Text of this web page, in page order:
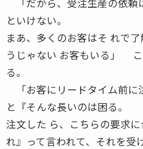
といけない。
まあ、多くのお客はそ れで
うじゃない お客もいる」
る。
「お客にリードタイム前に
と『そんな長いのは困る。
注文した ら、こちらの要求
れ』って言われて、それを受